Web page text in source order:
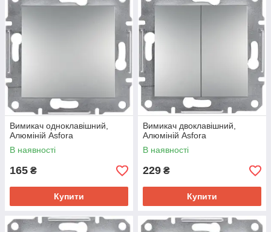
Вимикач одноклавішний,
Алюміній Asfora
В наявності
165 ₴
Купити
Вимикач двоклавішний,
Алюміній Asfora
В наявності
229 ₴
Купити